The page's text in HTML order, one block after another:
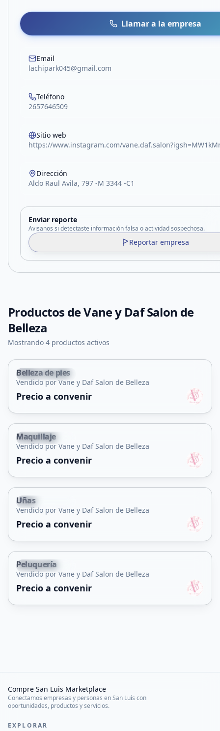
Llamar a la empresa
Email
lachipark045@gmail.com
Teléfono
2657646509
Sitio web
https://www.instagram.com/
Dirección
Aldo Raul Avila, 797 -M 3344 -C1
Enviar reporte
Avisanos si detectaste información falsa o actividad sospechosa.
Reportar empresa
Productos deVane y Daf Salon de
Belleza
Mostrando 4 productos activos
Villa Mercedes
Servicio
Belleza de pies
Vendido por Vane y Daf Salon de Belleza
Precio a convenir
Villa Mercedes
Servicio
Maquillaje
Vendido por Vane y Daf Salon de Belleza
Precio a convenir
Villa Mercedes
Servicio
Uñas
Vendido por Vane y Daf Salon de Belleza
Precio a convenir
Villa Mercedes
Servicio
Peluquería
Vendido por Vane y Daf Salon de Belleza
Precio a convenir
Compre San Luis Marketplace
Conectamos empresas y personas en San Luis con
oportunidades, productos y servicios.
EXPLORAR